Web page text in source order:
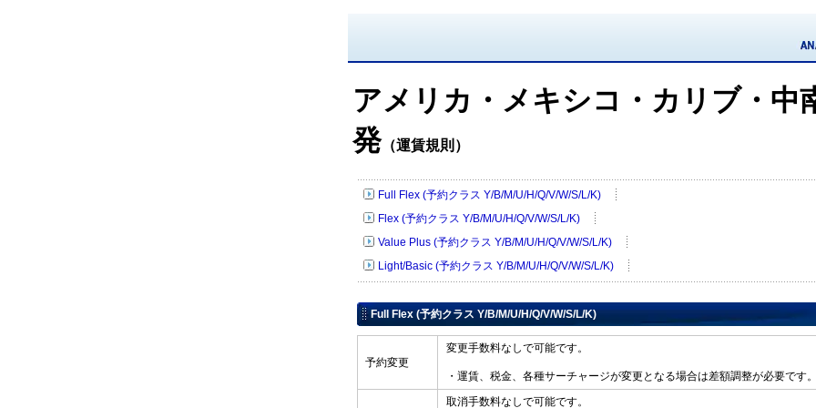
アメリカ・メキシコ・カリブ・中
発（運賃規則）
Full Flex (予約クラス Y/B/M/U/H/Q/V/W/S/L/K)
Flex (予約クラス Y/B/M/U/H/Q/V/W/S/L/K)
Value Plus (予約クラス Y/B/M/U/H/Q/V/W/S/L/K)
Light/Basic (予約クラス Y/B/M/U/H/Q/V/W/S/L/K)
Full Flex (予約クラス Y/B/M/U/H/Q/V/W/S/L/K)
予約変更
変更手数料なしで可能です。
・運賃、税金、各種サーチャージが変更となる場合は差額調整が必要です
取消手数料なしで可能です。